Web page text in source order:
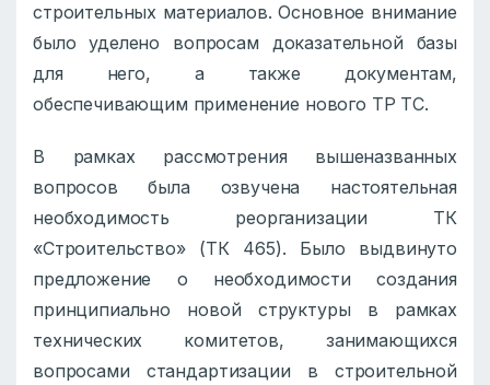
строительных материалов. Основное внимание
было уделено вопросам доказательной базы
для него, а также документам,
обеспечивающим применение нового ТР ТС.
В рамках рассмотрения вышеназванных
вопросов была озвучена настоятельная
необходимость реорганизации ТК
«Строительство» (ТК 465). Было выдвинуто
предложение о необходимости создания
принципиально новой структуры в рамках
технических комитетов, занимающихся
вопросами стандартизации в строительной